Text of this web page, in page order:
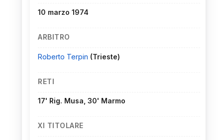
10 marzo 1974
ARBITRO
Roberto Terpin (Trieste)
RETI
17' Rig. Musa, 30' Marmo
XI TITOLARE